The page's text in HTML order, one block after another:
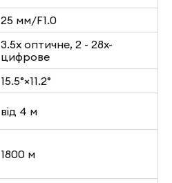
25 мм/F1.0
3.5х оптичне, 2 - 28х-
цифрове
15.5°×11.2°
від 4 м
1800 м